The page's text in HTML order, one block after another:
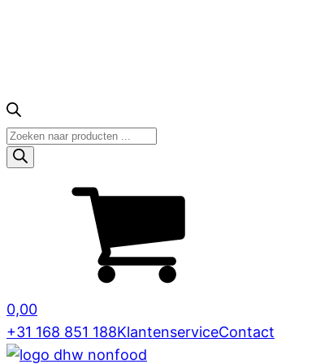
Producten
zoeken
0,00
+31 168 851 188KlantenserviceContact